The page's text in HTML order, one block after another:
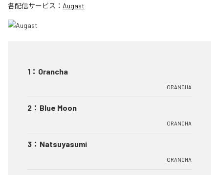
各配信サービス： Augast
1 ： Orancha
ORANCHA
2 ： Blue Moon
ORANCHA
3 ： Natsuyasumi
ORANCHA